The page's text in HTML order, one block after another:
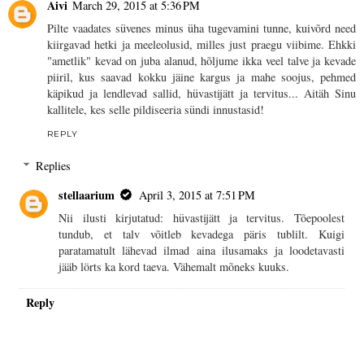
Aivi March 29, 2015 at 5:36 PM
Pilte vaadates süvenes minus üha tugevamini tunne, kuivõrd need
kiirgavad hetki ja meeleolusid, milles just praegu viibime. Ehkki
"ametlik" kevad on juba alanud, hõljume ikka veel talve ja kevade
piiril, kus saavad kokku jäine kargus ja mahe soojus, pehmed
käpikud ja lendlevad sallid, hüvastijätt ja tervitus... Aitäh Sinu
kallitele, kes selle pildiseeria sündi innustasid!
REPLY
Replies
stellaarium
April 3, 2015 at 7:51 PM
Nii ilusti kirjutatud: hüvastijätt ja tervitus. Tõepoolest
tundub, et talv võitleb kevadega päris tublilt. Kuigi
paratamatult lähevad ilmad aina ilusamaks ja loodetavasti
jääb lörts ka kord taeva. Vähemalt mõneks kuuks.
Reply